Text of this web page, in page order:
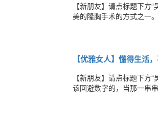
【新朋友】请点标题下方
美的隆胸手术的方式之一
【优雅女人】懂得生活
【新朋友】请点标题下方
该回避数字的，当那一串